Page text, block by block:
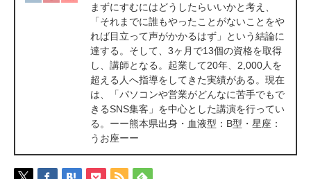
まずにすむにはどうしたらいいかと考え、
「それまでに誰もやったことがないことをや
れば目立って声がかかるはず」という結論に
達する。そして、3ヶ月で13個の資格を取得
し、講師となる。起業して20年、2,000人を
超える人へ指導をしてきた実績がある。現在
は、「パソコンや営業がどんなに苦手でもで
きるSNS集客」を中心とした講演を行ってい
る。ーー熊本県出身・血液型：B型・星座：
うお座ーー